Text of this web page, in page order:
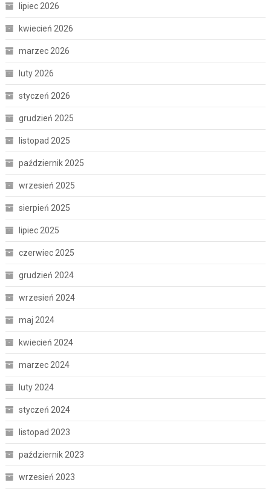
lipiec 2026
kwiecień 2026
marzec 2026
luty 2026
styczeń 2026
grudzień 2025
listopad 2025
październik 2025
wrzesień 2025
sierpień 2025
lipiec 2025
czerwiec 2025
grudzień 2024
wrzesień 2024
maj 2024
kwiecień 2024
marzec 2024
luty 2024
styczeń 2024
listopad 2023
październik 2023
wrzesień 2023